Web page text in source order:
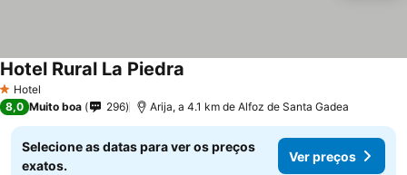
1 Estrelas
Hotel
Hotel Rural La Piedra
8,0 Muito boa 296 Arija, a 4.1 km de Alfoz de Santa Gadea
Selecione as datas para ver os preços
exatos.
Ver preços